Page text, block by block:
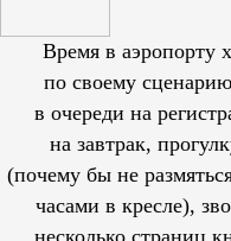
Время в аэропорту
по своему
в очереди на
на завтрак,
(почему бы не
часами в кресле),